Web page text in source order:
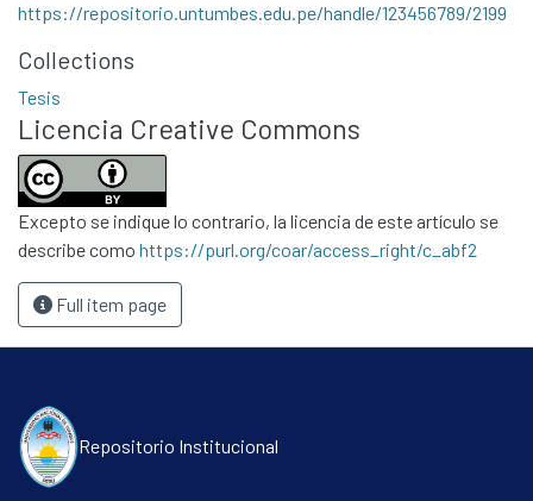
Contacto
Políticas
https://repositorio.untumbes.edu.pe/handle/123456789/2199
Collections
Tesis
Licencia Creative Commons
Excepto se indique lo contrario, la licencia de este artículo se
describe como https://purl.org/coar/access_right/c_abf2
Full item page
Repositorio Institucional